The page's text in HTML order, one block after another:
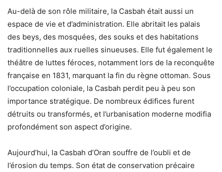
Au-delà de son rôle militaire, la Casbah était aussi un
espace de vie et d’administration. Elle abritait les palais
des beys, des mosquées, des souks et des habitations
traditionnelles aux ruelles sinueuses. Elle fut également le
théâtre de luttes féroces, notamment lors de la reconquête
française en 1831, marquant la fin du règne ottoman. Sous
l’occupation coloniale, la Casbah perdit peu à peu son
importance stratégique. De nombreux édifices furent
détruits ou transformés, et l’urbanisation moderne modifia
profondément son aspect d’origine.
Aujourd’hui, la Casbah d’Oran souffre de l’oubli et de
l’érosion du temps. Son état de conservation précaire